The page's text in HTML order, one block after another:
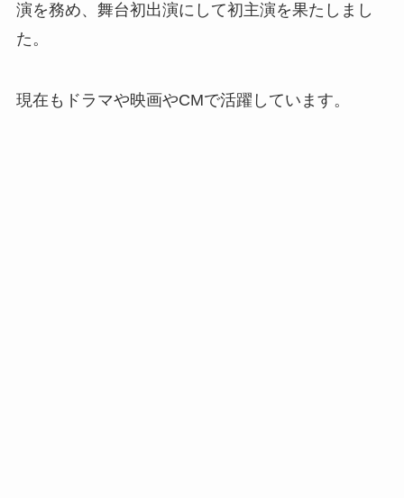
演を務め、舞台初出演にして初主演を果たしまし
た。
現在もドラマや映画やCMで活躍しています。